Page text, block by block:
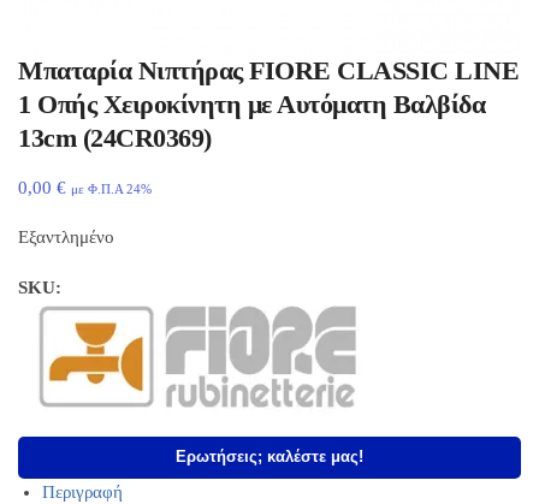
Μπαταρία Νιπτήρας FIORE CLASSIC LINE
1 Οπής Χειροκίνητη με Αυτόματη Βαλβίδα
13cm (24CR0369)
0,00 € με Φ.Π.Α 24%
Εξαντλημένο
SKU:
Ερωτήσεις; καλέστε μας!
Περιγραφή